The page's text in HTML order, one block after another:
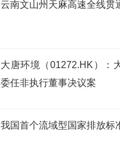
云南文山州天麻高速全线贯
大唐环境（01272.HK）：
委任非执行董事决议案
我国首个流域型国家排放标